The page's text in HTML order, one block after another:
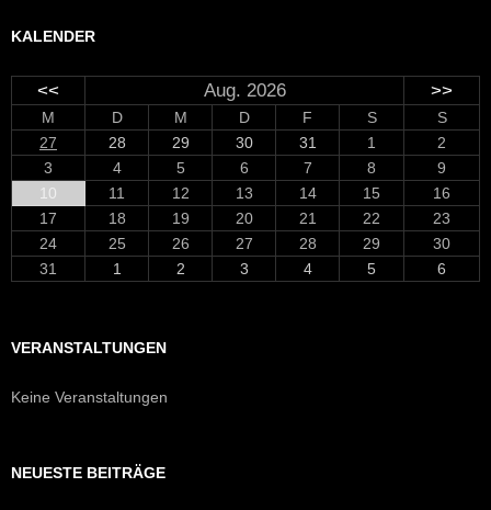
KALENDER
<< Aug. 2026 >>
M D M D F S
S
27
28 29 30 31 1
2
3
4 5 6 7 8
9
10
11 12 13 14 15
16
17
18 19 20 21 22
23
24
25 26 27 28 29
30
31
1 2 3 4 5 6
VERANSTALTUNGEN
Keine Veranstaltungen
NEUESTE BEITRÄGE